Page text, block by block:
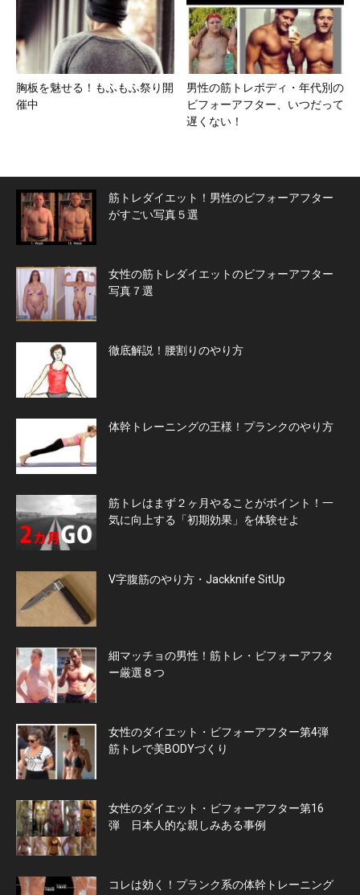
胸板を魅せる！もふもふ祭り開
催中
男性の筋トレボディ・年代別の
ビフォーアフター、いつだって
遅くない！
筋トレダイエット！男性のビフォーアフター
がすごい写真５選
女性の筋トレダイエットのビフォーアフター
写真７選
徹底解説！腰割りのやり方
体幹トレーニングの王様！プランクのやり方
筋トレはまず２ヶ月やることがポイント！一
気に向上する「初期効果」を体験せよ
V字腹筋のやり方・Jackknife SitUp
細マッチョの男性！筋トレ・ビフォーアフタ
ー厳選８つ
女性のダイエット・ビフォーアフター第4弾
筋トレで美BODYづくり
女性のダイエット・ビフォーアフター第16
弾 日本人的な親しみある事例
コレは効く！プランク系の体幹トレーニング